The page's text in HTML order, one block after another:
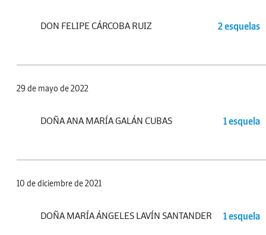
DON FELIPE CÁRCOBA RUIZ 2 esquelas
29 de mayo de 2022
DOÑA ANA MARÍA GALÁN CUBAS 1 esquela
10 de diciembre de 2021
DOÑA MARÍA ÁNGELES LAVÍN SANTANDER 1 esquela